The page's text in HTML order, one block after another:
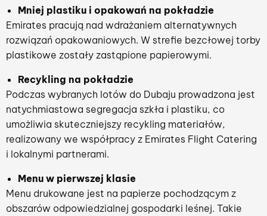
Mniej plastiku i opakowań na pokładzie
Emirates pracują nad wdrażaniem alternatywnych
rozwiązań opakowaniowych. W strefie bezcłowej torby
plastikowe zostały zastąpione papierowymi.
Recykling na pokładzie
Podczas wybranych lotów do Dubaju prowadzona jest
natychmiastowa segregacja szkła i plastiku, co
umożliwia skuteczniejszy recykling materiałów,
realizowany we współpracy z Emirates Flight Catering
i lokalnymi partnerami.
Menu w pierwszej klasie
Menu drukowane jest na papierze pochodzącym z
obszarów odpowiedzialnej gospodarki leśnej. Takie